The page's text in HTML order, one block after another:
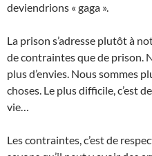
deviendrions « gaga ».
La prison s’adresse plutôt à
de contraintes que de prison.
plus d’envies. Nous sommes
choses. Le plus difficile, c’est
vie…
Les contraintes, c’est de